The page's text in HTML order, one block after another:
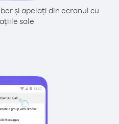
și apelați din ecranul cu
sale